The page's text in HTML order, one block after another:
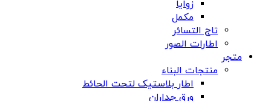
زوایا
مکمل
تاج التسائر
اطارات الصور
متجر
منتجات البناء
اطار بلاستیک لتحت الحائط
ورق جداران